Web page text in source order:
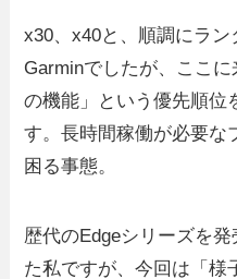
x30、x40と、順調にラ
Garminでしたが、ここ
の機能」という優先順位
す。長時間稼働が必要な
困る事態。
歴代のEdgeシリーズを
た私ですが、今回は「様